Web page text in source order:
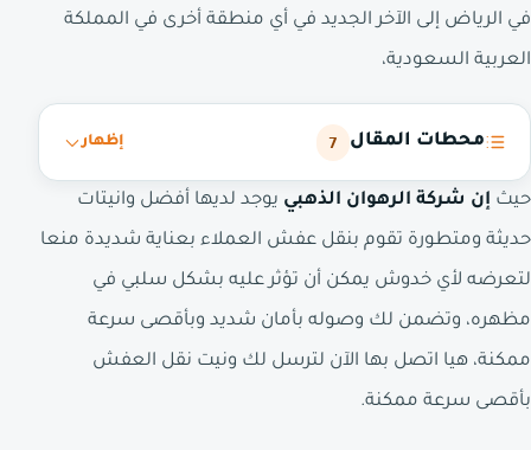
في الرياض إلى الآخر الجديد في أي منطقة أخرى في المملكة
العربية السعودية،
محطات المقال 7 إظهار
حيث إن شركة الرهوان الذهبي يوجد لديها أفضل وانيتات
حديثة ومتطورة تقوم بنقل عفش العملاء بعناية شديدة منعا
لتعرضه لأي خدوش يمكن أن تؤثر عليه بشكل سلبي في
مظهره، وتضمن لك وصوله بأمان شديد وبأقصى سرعة
ممكنة، هيا اتصل بها الآن لترسل لك ونيت نقل العفش
بأقصى سرعة ممكنة.